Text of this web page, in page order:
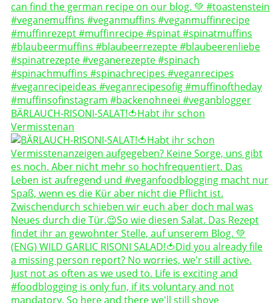
BÄRLAUCH-RISONI-SALAT!🍅Habt ihr schon
Vermisstenan